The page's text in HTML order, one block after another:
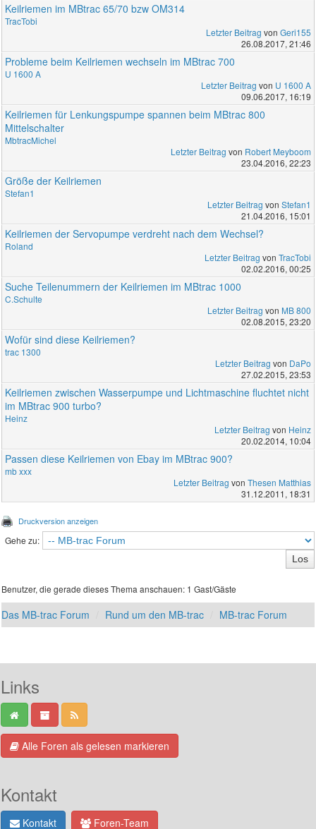
Keilriemen im MBtrac 65/70 bzw OM314
TracTobi
Letzter Beitrag von Geri155
26.08.2017, 21:46
Probleme beim Keilriemen wechseln im MBtrac 700
U 1600 A
Letzter Beitrag von U 1600 A
09.06.2017, 16:19
Keilriemen für Lenkungspumpe spannen beim MBtrac 800
Mittelschalter
MbtracMichel
Letzter Beitrag von Robert Meyboom
23.04.2016, 22:23
Größe der Keilriemen
Stefan1
Letzter Beitrag von Stefan1
21.04.2016, 15:01
Keilriemen der Servopumpe verdreht nach dem Wechsel?
Roland
Letzter Beitrag von TracTobi
02.02.2016, 00:25
Suche Teilenummern der Keilriemen im MBtrac 1000
C.Schulte
Letzter Beitrag von MB 800
02.08.2015, 23:20
Wofür sind diese Keilriemen?
trac 1300
Letzter Beitrag von DaPo
27.02.2015, 23:53
Keilriemen zwischen Wasserpumpe und Lichtmaschine fluchtet nicht
im MBtrac 900 turbo?
Heinz
Letzter Beitrag von Heinz
20.02.2014, 10:04
Passen diese Keilriemen von Ebay im MBtrac 900?
mb xxx
Letzter Beitrag von Thesen Matthias
31.12.2011, 18:31
Druckversion anzeigen
Gehe zu:
Benutzer, die gerade dieses Thema anschauen: 1 Gast/Gäste
Das MB-trac Forum Rund um den MB-trac MB-trac Forum
Links
Alle Foren als gelesen markieren
Kontakt
Kontakt Foren-Team